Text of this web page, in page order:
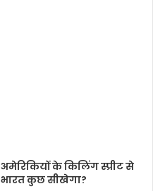
अमेरिकियों के किलिंग स्प्रीट से
भारत कुछ सीखेगा?